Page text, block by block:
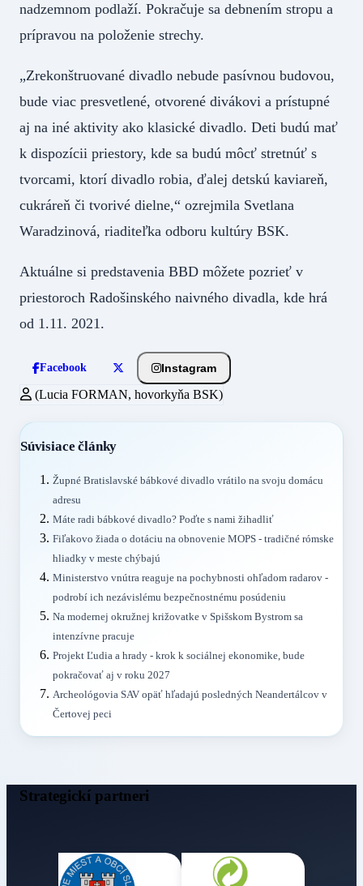
nadzemnom podlaží. Pokračuje sa debnením stropu a
prípravou na položenie strechy.
„Zrekonštruované divadlo nebude pasívnou budovou,
bude viac presvetlené, otvorené divákovi a prístupné
aj na iné aktivity ako klasické divadlo. Deti budú mať
k dispozícii priestory, kde sa budú môcť stretnúť s
tvorcami, ktorí divadlo robia, ďalej detskú kaviareň,
cukráreň či tvorivé dielne,“ ozrejmila Svetlana
Waradzinová, riaditeľka odboru kultúry BSK.
Aktuálne si predstavenia BBD môžete pozrieť v
priestoroch Radošinského naivného divadla, kde hrá
od 1.11. 2021.
Facebook Instagram
(Lucia FORMAN, hovorkyňa BSK)
Súvisiace články
Župné Bratislavské bábkové divadlo vrátilo na svoju domácu
adresu
Máte radi bábkové divadlo? Poďte s nami žihadliť
Fiľakovo žiada o dotáciu na obnovenie MOPS - tradičné rómske
hliadky v meste chýbajú
Ministerstvo vnútra reaguje na pochybnosti ohľadom radarov -
podrobí ich nezávislému bezpečnostnému posúdeniu
Na modernej okružnej križovatke v Spišskom Bystrom sa
intenzívne pracuje
Projekt Ľudia a hrady - krok k sociálnej ekonomike, bude
pokračovať aj v roku 2027
Archeológovia SAV opäť hľadajú posledných Neandertálcov v
Čertovej peci
Strategickí partneri